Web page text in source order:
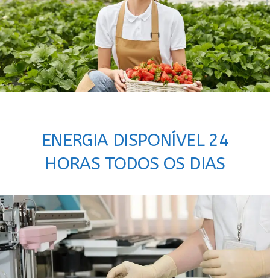
ENERGIA DISPONÍVEL 24
HORAS TODOS OS DIAS